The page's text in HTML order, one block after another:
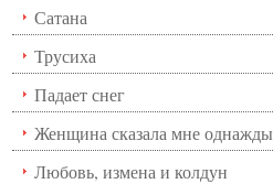
Сатана
Трусиха
Падает снег
Женщина сказала мне однажды
Любовь, измена и колдун